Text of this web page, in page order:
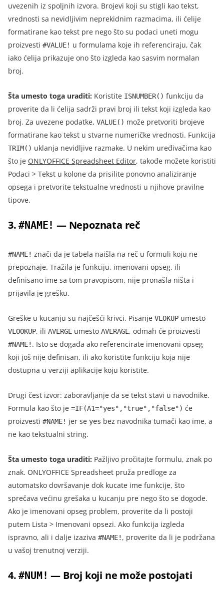
uvezenih iz spoljnih izvora. Brojevi koji su stigli kao tekst,
vrednosti sa nevidljivim neprekidnim razmacima, ili ćelije
formatirane kao tekst pre nego što su podaci uneti mogu
proizvesti #VALUE! u formulama koje ih referenciraju, čak
iako ćelija prikazuje ono što izgleda kao sasvim normalan
broj.
Šta umesto toga uraditi: Koristite ISNUMBER() funkciju da
proverite da li ćelija sadrži pravi broj ili tekst koji izgleda kao
broj. Za uvezene podatke, VALUE() može pretvoriti brojeve
formatirane kao tekst u stvarne numeričke vrednosti. Funkcija
TRIM() uklanja nevidljive razmake. U nekim uređivačima kao
što je ONLYOFFICE Spreadsheet Editor, takođe možete koristiti
Podaci > Tekst u kolone da prisilite ponovno analiziranje
opsega i pretvorite tekstualne vrednosti u njihove pravilne
tipove.
3.#NAME! — Nepoznata reč
#NAME! znači da je tabela naišla na reč u formuli koju ne
prepoznaje. Tražila je funkciju, imenovani opseg, ili
definisano ime sa tom pravopisom, nije pronašla ništa i
prijavila je grešku.
Greške u kucanju su najčešći krivci. Pisanje VLOKUP umesto
VLOOKUP, ili AVERGE umesto AVERAGE, odmah će proizvesti
#NAME! . Isto se događa ako referencirate imenovani opseg
koji još nije definisan, ili ako koristite funkciju koja nije
dostupna u verziji aplikacije koju koristite.
Drugi čest izvor: zaboravljanje da se tekst stavi u navodnike.
Formula kao što je =IF(A1="yes","true","false") će
proizvesti #NAME! jer se yes bez navodnika tumači kao ime, a
ne kao tekstualni string.
Šta umesto toga uraditi: Pažljivo pročitajte formulu, znak po
znak. ONLYOFFICE Spreadsheet pruža predloge za
automatsko dovršavanje dok kucate ime funkcije, što
sprečava većinu grešaka u kucanju pre nego što se dogode.
Ako je imenovani opseg problem, proverite da li postoji
putem Lista > Imenovani opsezi. Ako funkcija izgleda
ispravno, ali i dalje izaziva #NAME! , proverite da li je podržana
u vašoj trenutnoj verziji.
4.#NUM! — Broj koji ne može postojati